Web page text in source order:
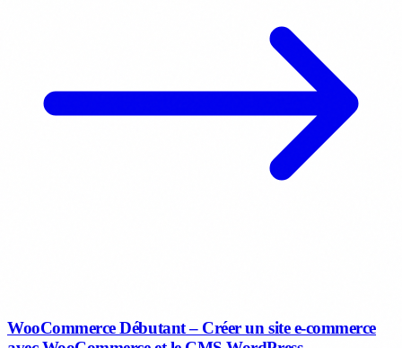
WooCommerce Débutant – Créer un site e-commerce